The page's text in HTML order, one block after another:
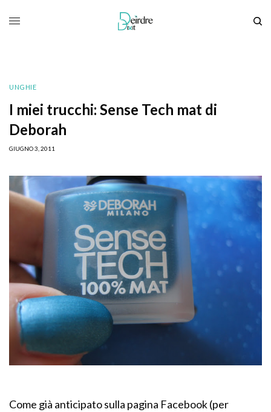
UNGHIE
I miei trucchi: Sense Tech mat di
Deborah
GIUGNO 3, 2011
Come già anticipato sulla pagina Facebook (per